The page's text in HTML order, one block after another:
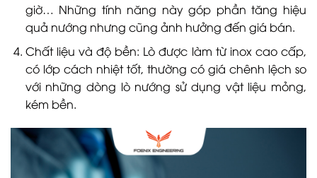
giờ… Những tính năng này góp phần tăng hiệu
quả nướng nhưng cũng ảnh hưởng đến giá bán.
Chất liệu và độ bền: Lò được làm từ inox cao cấp,
có lớp cách nhiệt tốt, thường có giá chênh lệch so
với những dòng lò nướng sử dụng vật liệu mỏng,
kém bền.